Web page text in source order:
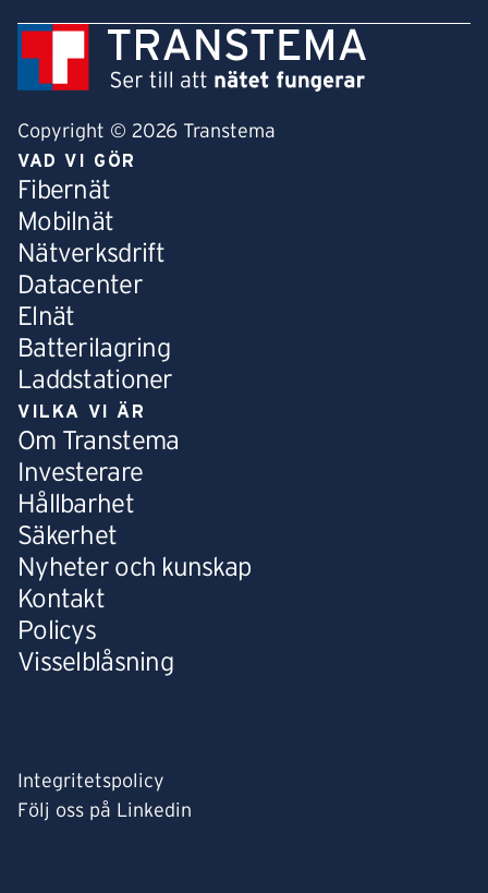
Copyright © 2026 Transtema
VAD VI GÖR
Fibernät
Mobilnät
Nätverksdrift
Datacenter
Elnät
Batterilagring
Laddstationer
VILKA VI ÄR
Om Transtema
Investerare
Hållbarhet
Säkerhet
Nyheter och kunskap
Kontakt
Policys
Visselblåsning
Integritetspolicy
Följ oss på Linkedin